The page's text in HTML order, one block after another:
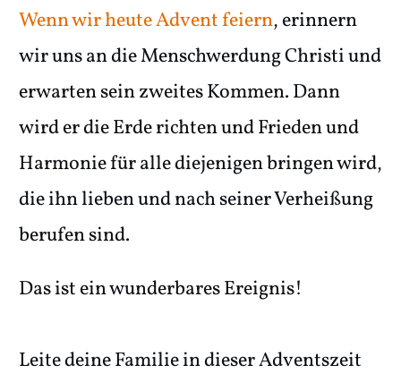
Wenn wir heute Advent feiern, erinnern
wir uns an die Menschwerdung Christi und
erwarten sein zweites Kommen. Dann
wird er die Erde richten und Frieden und
Harmonie für alle diejenigen bringen wird,
die ihn lieben und nach seiner Verheißung
berufen sind.
Das ist ein wunderbares Ereignis!
Leite deine Familie in dieser Adventszeit